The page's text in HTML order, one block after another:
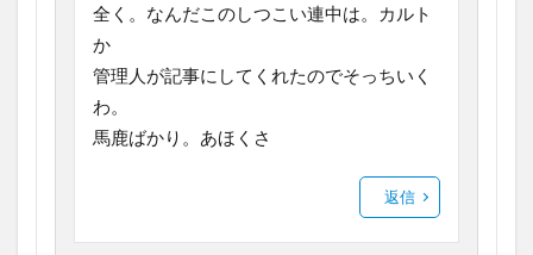
全く。なんだこのしつこい連中は。カルト
か
管理人が記事にしてくれたのでそっちいく
わ。
馬鹿ばかり。あほくさ
返信